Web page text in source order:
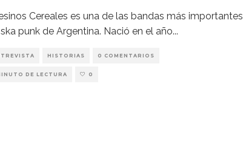
Cereales es una de las bandas más importantes
punk de Argentina. Nació en el año...
HISTORIAS 0 COMENTARIOS
DE LECTURA 0